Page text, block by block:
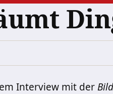
Interview mit der